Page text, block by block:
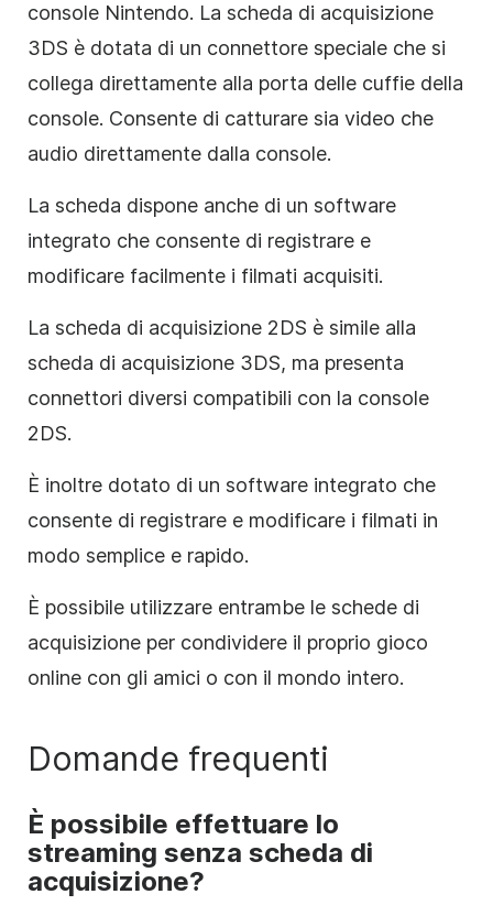
console Nintendo. La scheda di acquisizione
3DS è dotata di un connettore speciale che si
collega direttamente alla porta delle cuffie della
console. Consente di catturare sia video che
audio direttamente dalla console.
La scheda dispone anche di un software
integrato che consente di registrare e
modificare facilmente i filmati acquisiti.
La scheda di acquisizione 2DS è simile alla
scheda di acquisizione 3DS, ma presenta
connettori diversi compatibili con la console
2DS.
È inoltre dotato di un software integrato che
consente di registrare e modificare i filmati in
modo semplice e rapido.
È possibile utilizzare entrambe le schede di
acquisizione per condividere il proprio gioco
online con gli amici o con il mondo intero.
Domande frequenti
È possibile effettuare lo
streaming senza scheda di
acquisizione?